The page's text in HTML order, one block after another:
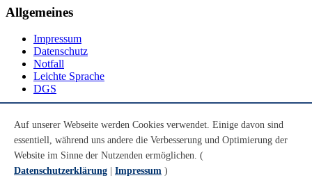
Allgemeines
Impressum
Datenschutz
Notfall
Leichte Sprache
DGS
Youtube
Instagram
LinkedIn
Auf unserer Webseite werden Cookies verwendet. Einige davon sind
essentiell, während uns andere die Verbesserung und Optimierung der
Website im Sinne der Nutzenden ermöglichen. (
Datenschutzerklärung
Impressum )